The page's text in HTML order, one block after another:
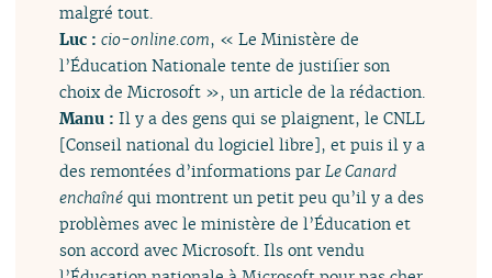
malgré tout.
Luc :cio-online.com, « Le Ministère de
l’Éducation Nationale tente de justifier son
choix de Microsoft », un article de la rédaction.
Manu :Il y a des gens qui se plaignent, le CNLL
[Conseil national du logiciel libre], et puis il y a
des remontées d’informations parLe Canard
enchaîné qui montrent un petit peu qu’il y a des
problèmes avec le ministère de l’Éducation et
son accord avec Microsoft. Ils ont vendu